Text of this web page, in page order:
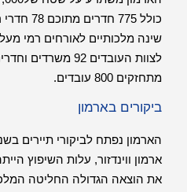
לצוות העובדים 92
מתחזקים 800 עובדים.
ביקורים בארמון
ארמון ווינדזור, עלות השיפוץ
את הוצאה הגדולה החליטה